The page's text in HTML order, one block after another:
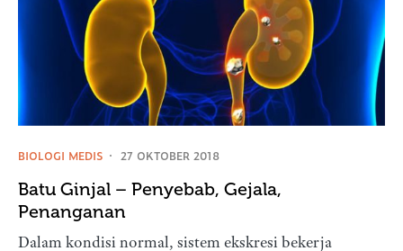
BIOLOGI MEDIS 27 OKTOBER 2018
Batu Ginjal – Penyebab, Gejala,
Penanganan
Dalam kondisi normal, sistem ekskresi bekerja